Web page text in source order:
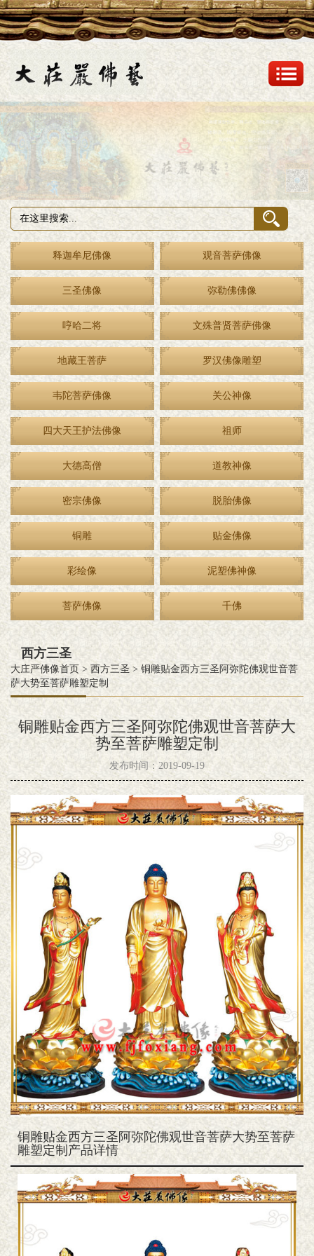
释迦牟尼佛像 观音菩萨佛像
三圣佛像 弥勒佛佛像
哼哈二将 文殊普贤菩萨佛像
地藏王菩萨 罗汉佛像雕塑
韦陀菩萨佛像 关公神像
四大天王护法佛像 祖师
大德高僧 道教神像
密宗佛像 脱胎佛像
铜雕 贴金佛像
彩绘像 泥塑佛神像
菩萨佛像 千佛
西方三圣
大庄严佛像首页 > 西方三圣 > 铜雕贴金西方三圣阿弥陀佛观世音菩
萨大势至菩萨雕塑定制
铜雕贴金西方三圣阿弥陀佛观世音菩萨大
势至菩萨雕塑定制
发布时间：2019-09-19
铜雕贴金西方三圣阿弥陀佛观世音菩萨大势至菩萨
雕塑定制产品详情